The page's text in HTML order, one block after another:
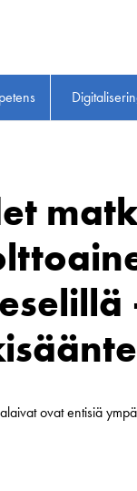
ovat entisiä